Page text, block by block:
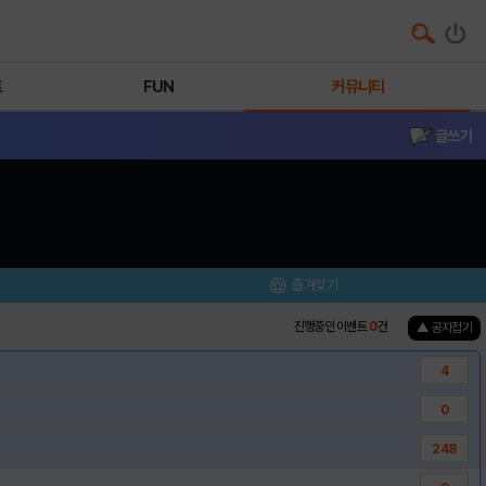
FUN 커뮤니티
글쓰기
즐겨찾기
진행중인 이벤트0건 ▲ 공지접기
4
0
248